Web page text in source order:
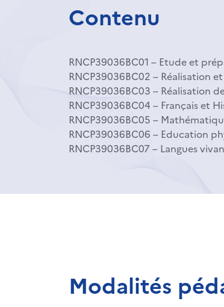
Contenu
RNCP39036BC01 – Etude et
RNCP39036BC02 – Réalisation
RNCP39036BC03 – Réalisation
RNCP39036BC04 – Français et
RNCP39036BC05 –
RNCP39036BC06 – Education
RNCP39036BC07 – Langues
Modalités